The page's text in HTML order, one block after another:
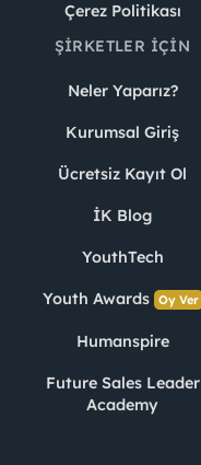
Çerez Politikası
ŞIRKETLER İÇIN
Neler Yaparız?
Kurumsal Giriş
Ücretsiz Kayıt Ol
İK Blog
YouthTech
Youth Awards Oy Ver
Humanspire
Future Sales Leader
Academy